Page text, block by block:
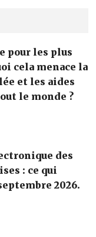
pour les plus
cela menace la
et les aides
le monde ?
des
: ce qui
2026.